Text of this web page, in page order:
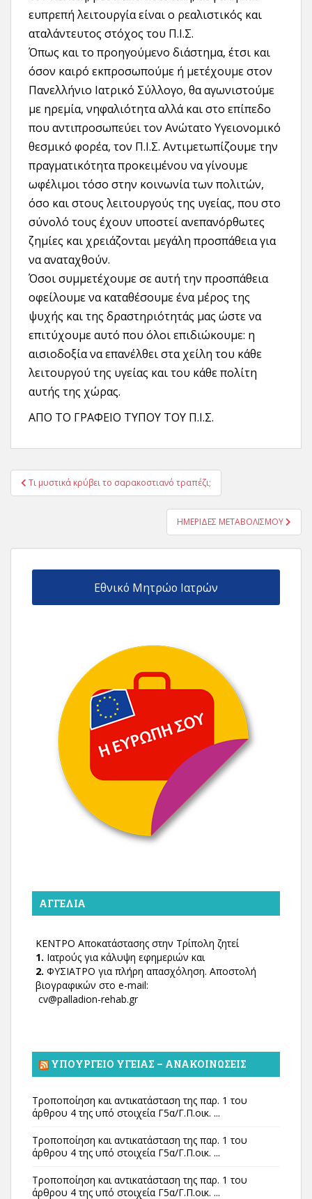
ευπρεπή λειτουργία είναι ο ρεαλιστικός και
αταλάντευτος στόχος του Π.Ι.Σ.
Όπως και το προηγούμενο διάστημα, έτσι και
όσον καιρό εκπροσωπούμε ή μετέχουμε στον
Πανελλήνιο Ιατρικό Σύλλογο, θα αγωνιστούμε
με ηρεμία, νηφαλιότητα αλλά και στο επίπεδο
που αντιπροσωπεύει τον Ανώτατο Υγειονομικό
θεσμικό φορέα, τον Π.Ι.Σ. Αντιμετωπίζουμε την
πραγματικότητα προκειμένου να γίνουμε
ωφέλιμοι τόσο στην κοινωνία των πολιτών,
όσο και στους λειτουργούς της υγείας, που στο
σύνολό τους έχουν υποστεί ανεπανόρθωτες
ζημίες και χρειάζονται μεγάλη προσπάθεια για
να αναταχθούν.
Όσοι συμμετέχουμε σε αυτή την προσπάθεια
οφείλουμε να καταθέσουμε ένα μέρος της
ψυχής και της δραστηριότητάς μας ώστε να
επιτύχουμε αυτό που όλοι επιδιώκουμε: η
αισιοδοξία να επανέλθει στα χείλη του κάθε
λειτουργού της υγείας και του κάθε πολίτη
αυτής της χώρας.
ΑΠΟ ΤΟ ΓΡΑΦΕΙΟ ΤΥΠΟΥ ΤΟΥ Π.Ι.Σ.
Πλοήγηση
άρθρων
Τι μυστικά κρύβει το σαρακοστιανό τραπέζι;
ΗΜΕΡΙΔΕΣ ΜΕΤΑΒΟΛΙΣΜΟΥ
Εθνικό Μητρώο Ιατρών
ΑΓΓΕΛΊΑ
ΚΕΝΤΡΟ Αποκατάστασης στην Τρίπολη ζητεί
1. Ιατρούς για κάλυψη εφημεριών και
2. ΦΥΣΙΑΤΡΟ για πλήρη απασχόληση. Αποστολή
βιογραφικών στο e-mail:
cv@palladion-rehab.gr
ΥΠΟΥΡΓΕΊΟ ΥΓΕΊΑΣ – ΑΝΑΚΟΙΝΏΣΕΙΣ
Τροποποίηση και αντικατάσταση της παρ. 1 του
άρθρου 4 της υπό στοιχεία Γ5α/Γ.Π.οικ. ...
Τροποποίηση και αντικατάσταση της παρ. 1 του
άρθρου 4 της υπό στοιχεία Γ5α/Γ.Π.οικ. ...
Τροποποίηση και αντικατάσταση της παρ. 1 του
άρθρου 4 της υπό στοιχεία Γ5α/Γ.Π.οικ. ...